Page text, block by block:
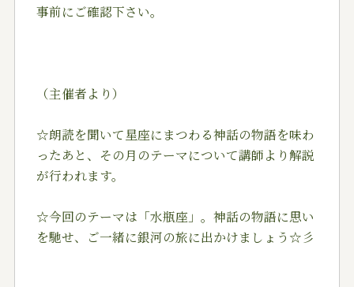
事前にご確認下さい。
（主催者より）
☆朗読を聞いて星座にまつわる神話の物語を味わ
ったあと、その月のテーマについて講師より解説
が行われます。
☆今回のテーマは「水瓶座」。神話の物語に思い
を馳せ、ご一緒に銀河の旅に出かけましょう☆彡